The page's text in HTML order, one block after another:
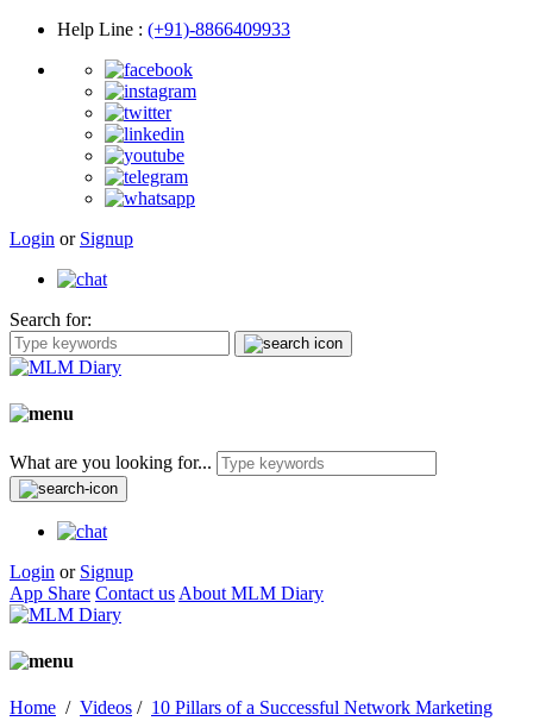
Help Line : (+91)-8866409933
Login or Signup
Search for:
What are you looking for...
Login or Signup
App Share Contact us About MLM Diary
Home / Videos / 10 Pillars of a Successful Network Marketing